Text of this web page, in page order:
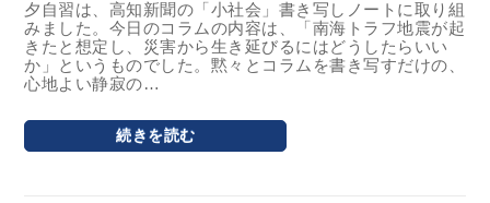
夕自習は、高知新聞の「小社会」書き写しノートに取り組
みました。今日のコラムの内容は、「南海トラフ地震が起
きたと想定し、災害から生き延びるにはどうしたらいい
か」というものでした。黙々とコラムを書き写すだけの、
心地よい静寂の…
続きを読む